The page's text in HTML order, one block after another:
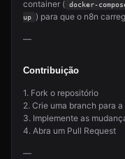
container ( docker-
up
) para que o n8n
—
Contribuição
1. Fork o repositório
2. Crie uma branch para
3. Implemente as
4. Abra um Pull Request
—